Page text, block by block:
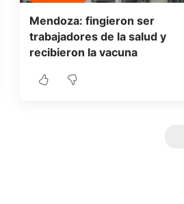
Mendoza: fingieron ser
trabajadores de la salud y
recibieron la vacuna